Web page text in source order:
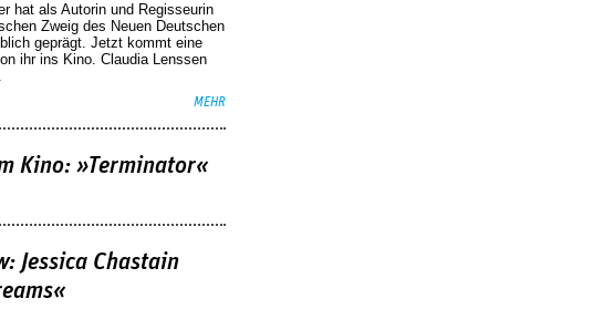
hat als Autorin und Regisseurin
Zweig des Neuen Deutschen
geprägt. Jetzt kommt eine
ihr ins Kino. Claudia Lenssen
MEHR
Kino: »Terminator«
Jessica Chastain